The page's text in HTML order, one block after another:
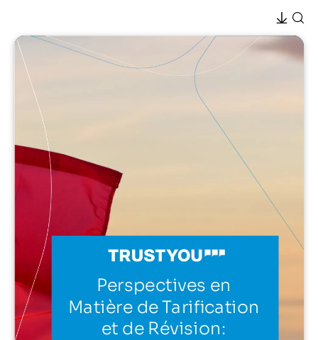
Perspectives en
Matière de Tarification
et de Révision: